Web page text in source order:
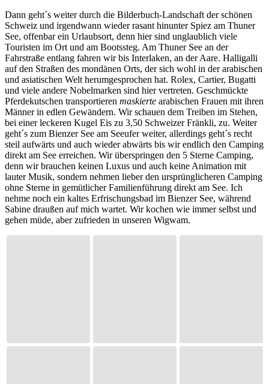
Dann geht´s weiter durch die Bilderbuch-Landschaft der schönen
Schweiz und irgendwann wieder rasant hinunter Spiez am Thuner
See, offenbar ein Urlaubsort, denn hier sind unglaublich viele
Touristen im Ort und am Bootssteg. Am Thuner See an der
Fahrstraße entlang fahren wir bis Interlaken, an der Aare. Halligalli
auf den Straßen des mondänen Orts, der sich wohl in der arabischen
und asiatischen Welt herumgesprochen hat. Rolex, Cartier, Bugatti
und viele andere Nobelmarken sind hier vertreten. Geschmückte
Pferdekutschen transportieren maskierte arabischen Frauen mit ihren
Männer in edlen Gewändern. Wir schauen dem Treiben im Stehen,
bei einer leckeren Kugel Eis zu 3,50 Schweizer Fränkli, zu. Weiter
geht´s zum Bienzer See am Seeufer weiter, allerdings geht´s recht
steil aufwärts und auch wieder abwärts bis wir endlich den Camping
direkt am See erreichen. Wir überspringen den 5 Sterne Camping,
denn wir brauchen keinen Luxus und auch keine Animation mit
lauter Musik, sondern nehmen lieber den ursprünglicheren Camping
ohne Sterne in gemütlicher Familienführung direkt am See. Ich
nehme noch ein kaltes Erfrischungsbad im Bienzer See, während
Sabine draußen auf mich wartet. Wir kochen wie immer selbst und
gehen müde, aber zufrieden in unseren Wigwam.